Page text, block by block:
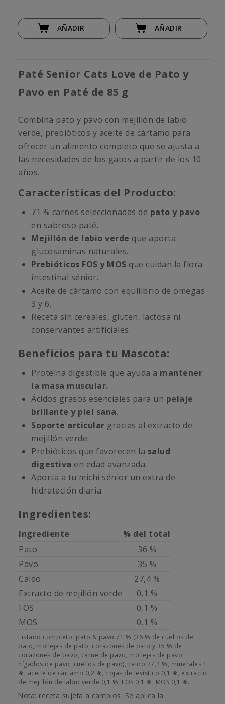
AÑADIR AÑADIR
Paté Senior Cats Love de Pato y
Pavo en Paté de 85 g
Combina pato y pavo con mejillón de labio
verde, prebióticos y aceite de cártamo para
ofrecer un alimento completo que se ajusta a
las necesidades de los gatos a partir de los 10
años.
Características del Producto:
71 % carnes seleccionadas de pato y pavo
en sabroso paté.
Mejillón de labio verde que aporta
glucosaminas naturales.
Prebióticos FOS y MOS que cuidan la flora
intestinal sénior.
Aceite de cártamo con equilibrio de omegas
3 y 6.
Receta sin cereales, gluten, lactosa ni
conservantes artificiales.
Beneficios para tu Mascota:
Proteína digestible que ayuda a mantener
la masa muscular.
Ácidos grasos esenciales para un pelaje
brillante y piel sana.
Soporte articular gracias al extracto de
mejillón verde.
Prebióticos que favorecen la salud
digestiva en edad avanzada.
Aporta a tu michi sénior un extra de
hidratación diaria.
Ingredientes:
Ingrediente
% del total
Pato
36 %
Pavo
35 %
Caldo
27,4 %
Extracto de mejillón verde
0,1 %
FOS
0,1 %
MOS
0,1 %
Listado completo: pato & pavo 71 % (36 % de cuellos de
pato, mollejas de pato, corazones de pato y 35 % de
corazones de pavo, carne de pavo, mollejas de pavo,
hígados de pavo, cuellos de pavo), caldo 27,4 %, minerales 1
%, aceite de cártamo 0,2 %, hojas de levístico 0,1 %, extracto
de mejillón de labio verde 0,1 %, FOS 0,1 %, MOS 0,1 %.
Nota: receta sujeta a cambios. Se aplica la